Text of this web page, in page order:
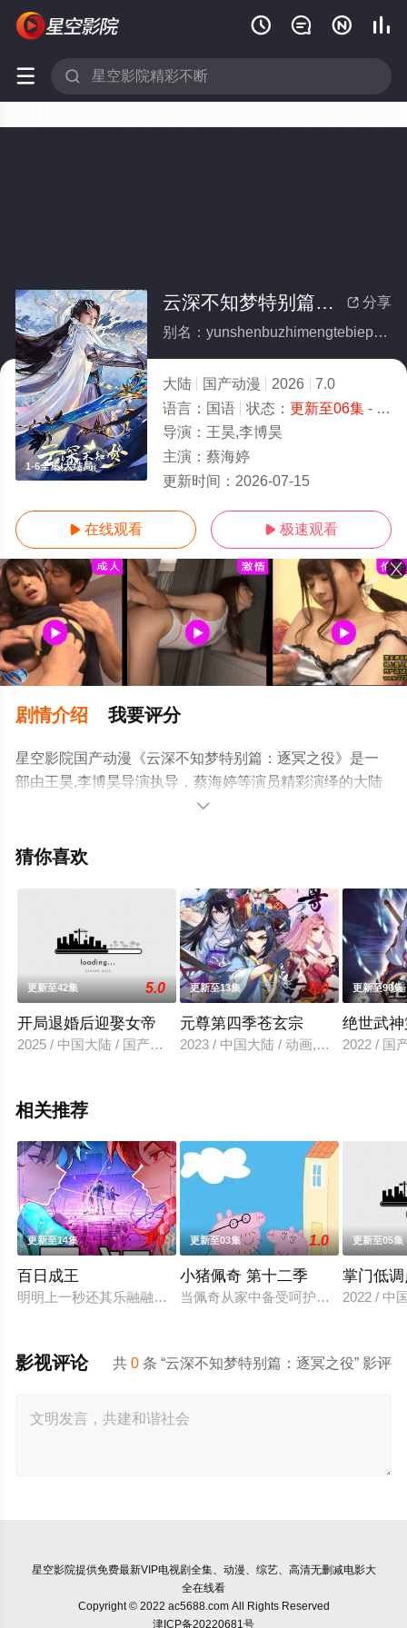
   
 
1-6全集/大结局
 分享
云深不知梦特别篇：逐冥之役(全集)
别名：yunshenbuzhimengtebiepianzhumingzhiyi
大陆 国产动漫 2026
7.0
语言： 国语 状态： 更新至06集- 免费在线观看
导演： 王昊,李博昊
主演： 蔡海婷
更新时间： 2026-07-15
 在线观看  极速观看
剧情介绍 我要评分
星空影院国产动漫《云深不知梦特别篇：逐冥之役》是一
部由王昊,李博昊导演执导，蔡海婷等演员精彩演绎的大陆
动漫，大结局剧情已揭晓（1-6全集），手机免费观看高清
移步至豆瓣动漫、电视猫或剧情网等平台了解。

猜你喜欢
更新至42集 5.0
开局退婚后迎娶女帝
2025 / 中国大陆 / 国产动漫
更新至13集 8.0
元尊第四季苍玄宗
2023 / 中国大陆 / 动画,国产动漫
更新至90集
绝世武
2022 / 国
相关推荐
更新至14集 4.0
百日成王
明明上一秒还其乐融融的餐厅，下一秒竟然血流成河……明明
更新至03集 1.0
小猪佩奇 第十二季
当佩奇从家中备受呵护的"小妹妹"一
更新至05集
掌门低
2022 / 中
共0 条 “云深不知梦特别篇：逐冥之役” 影评
影视评论
星空影院提供免费最新VIP电视剧全集、动漫、综艺、高清无删减电影大
全在线看
Copyright © 2022 ac5688.com All Rights Reserved
津ICP备20220681号